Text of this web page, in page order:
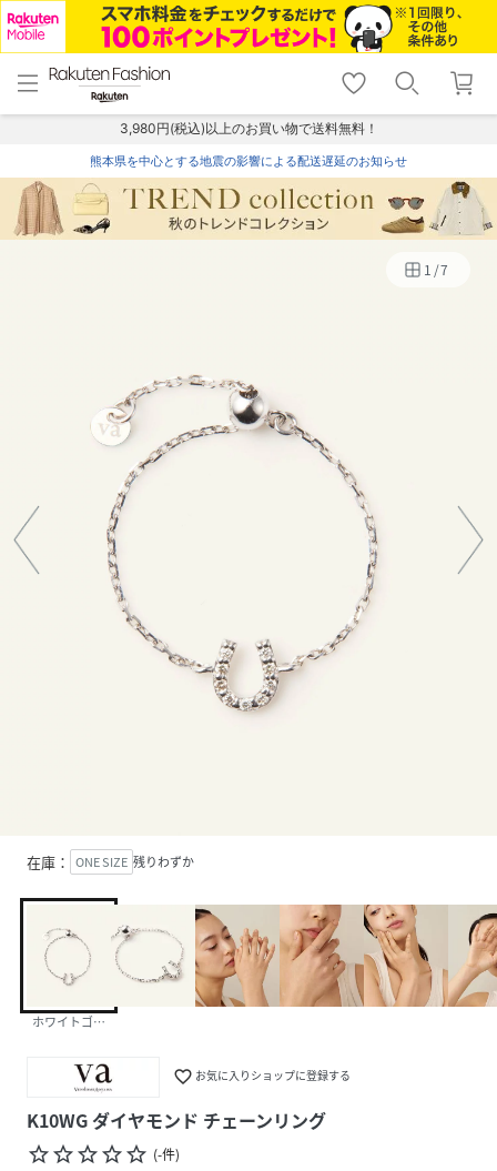
menu home
トップ
shopping_cart lock_outline
ログイン
3,980円(税込)以上のお買い物で送料無料！
熊本県を中心とする地震の影響による配送遅延のお知らせ
1 /7
在庫： ONE SIZE 残りわずか
ホワイトゴール
favorite_border お気に入りショップに登録する
K10WG ダイヤモンド チェーンリング
star_borderstar_borderstar_borderstar_borderstar_border (-件)